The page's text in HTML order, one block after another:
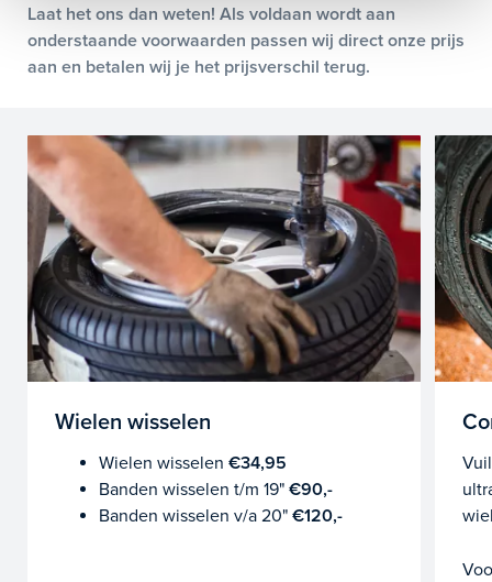
Laat het ons dan weten! Als voldaan wordt aan
onderstaande voorwaarden passen wij direct onze prijs
aan en betalen wij je het prijsverschil terug.
Wielen wisselen
Wielen wisselen €34,95
Banden wisselen t/m 19" €90,-
Banden wisselen v/a 20" €120,-